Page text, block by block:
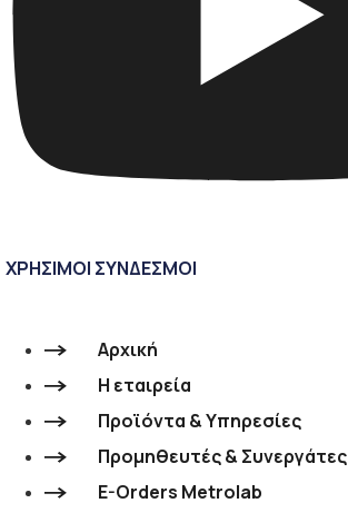
ΧΡΗΣΙΜΟΙ ΣΥΝΔΕΣΜΟΙ
Αρχική
Η εταιρεία
Προϊόντα & Υπηρεσίες
Προμηθευτές & Συνεργάτες
E-Orders Metrolab